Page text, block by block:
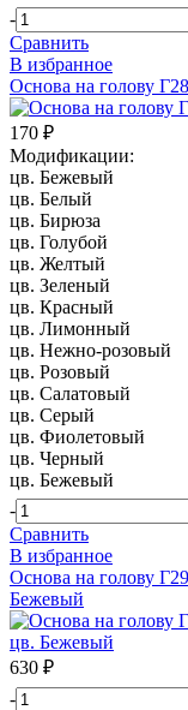
-
Сравнить
В избранное
Основа на голову
170 ₽
Модификации:
цв. Бежевый
цв. Белый
цв. Бирюза
цв. Голубой
цв. Желтый
цв. Зеленый
цв. Красный
цв. Лимонный
цв. Нежно-розовый
цв. Розовый
цв. Салатовый
цв. Серый
цв. Фиолетовый
цв. Черный
цв. Бежевый
-
Сравнить
В избранное
Основа на голову
Бежевый
630 ₽
-